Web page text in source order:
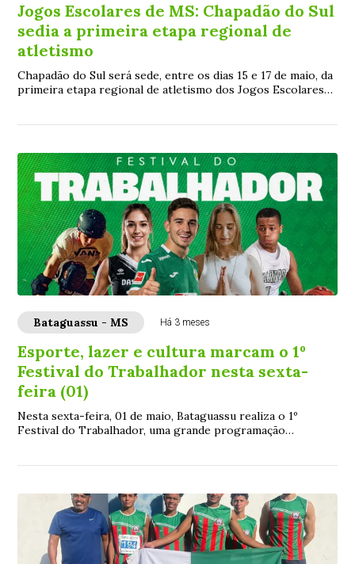
Jogos Escolares de MS: Chapadão do Sul
sedia a primeira etapa regional de
atletismo
Chapadão do Sul será sede, entre os dias 15 e 17 de maio, da
primeira etapa regional de atletismo dos Jogos Escolares
Bataguassu - MS Há 3 meses
Esporte, lazer e cultura marcam o 1º
Festival do Trabalhador nesta sexta-
feira (01)
Nesta sexta-feira, 01 de maio, Bataguassu realiza o 1º
Festival do Trabalhador, uma grande programação